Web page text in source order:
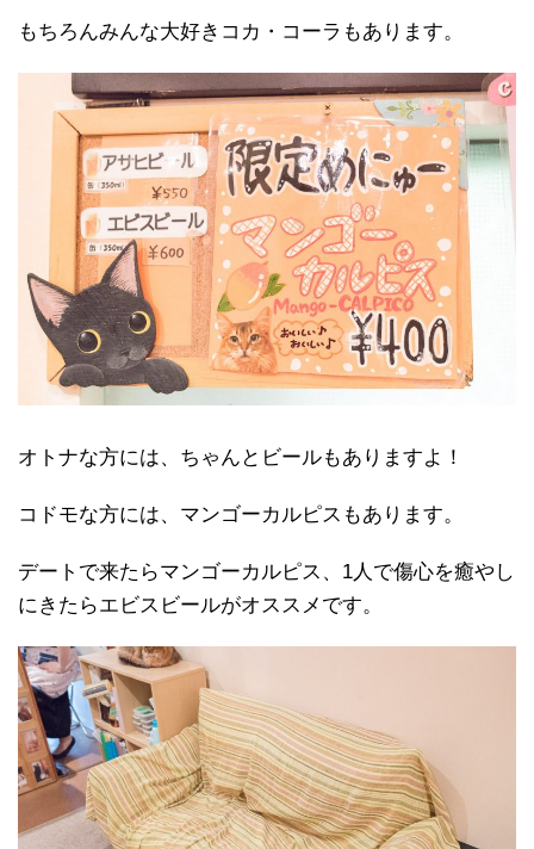
もちろんみんな大好きコカ・コーラもあります。
オトナな方には、ちゃんとビールもありますよ！
コドモな方には、マンゴーカルピスもあります。
デートで来たらマンゴーカルピス、1人で傷心を癒やし
にきたらエビスビールがオススメです。